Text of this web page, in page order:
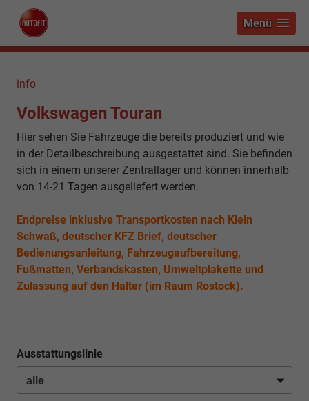
Menü
info
Volkswagen Touran
Hier sehen Sie Fahrzeuge die bereits produziert und wie
in der Detailbeschreibung ausgestattet sind. Sie befinden
sich in einem unserer Zentrallager und können innerhalb
von 14-21 Tagen ausgeliefert werden.
Endpreise inklusive Transportkosten nach Klein
Schwaß, deutscher KFZ Brief, deutscher
Bedienungsanleitung, Fahrzeugaufbereitung,
Fußmatten, Verbandskasten, Umweltplakette und
Zulassung auf den Halter (im Raum Rostock).
Ausstattungslinie